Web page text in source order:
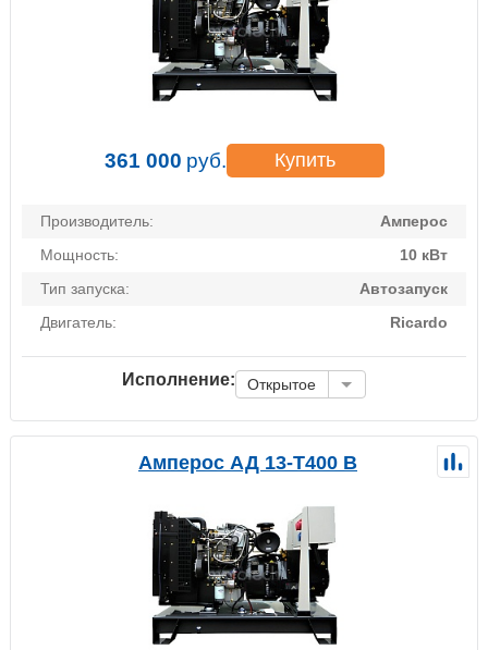
361 000 руб. Купить
Производитель:
Амперос
Мощность:
10 кВт
Тип запуска:
Автозапуск
Двигатель:
Ricardo
Исполнение: Открытое
Амперос АД 13-Т400 B